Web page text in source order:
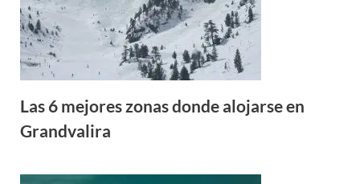
Las 6 mejores zonas donde alojarse en
Grandvalira